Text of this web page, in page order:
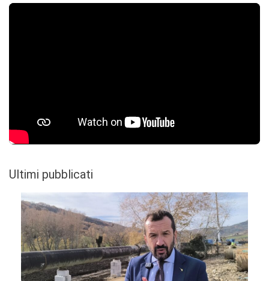
Ultimi pubblicati